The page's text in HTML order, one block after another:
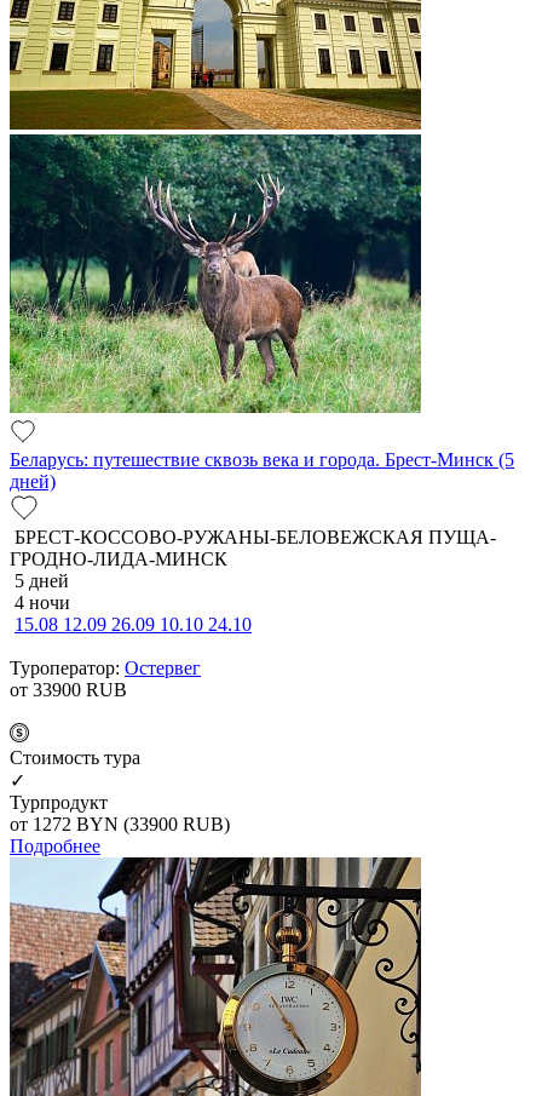
Беларусь: путешествие сквозь века и города. Брест-Минск (5
дней)
БРЕСТ-КОССОВО-РУЖАНЫ-БЕЛОВЕЖСКАЯ ПУЩА-
ГРОДНО-ЛИДА-МИНСК
5 дней
4 ночи
15.08 12.09 26.09 10.10 24.10
Туроператор: Остервег
от 33900 RUB
Cтоимость тура
✓
Турпродукт
от 1272 BYN (33900 RUB)
Подробнее